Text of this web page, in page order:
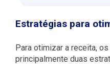
Estratégias para
Para otimizar a receita,
principalmente duas